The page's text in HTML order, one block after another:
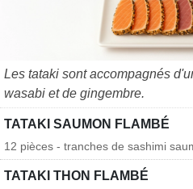
Les tataki sont accompagnés
wasabi et de gingembre.
TATAKI SAUMON FLAMBÉ
12 pièces - tranches de sashimi
TATAKI THON FLAMBÉ